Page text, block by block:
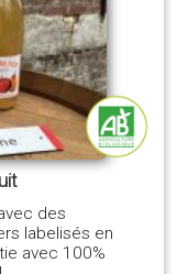
des
labelisés en
avec 100%